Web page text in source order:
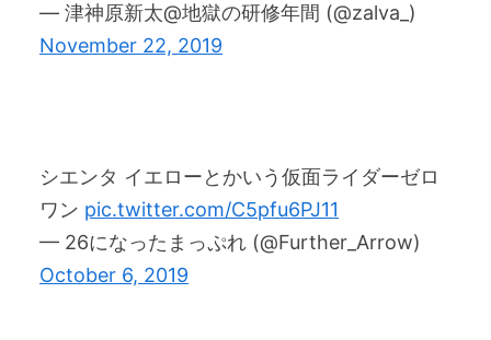
— 津神原新太@地獄の研修年間 (@zalva_)
November 22, 2019
シエンタ イエローとかいう仮面ライダーゼロ
ワン pic.twitter.com/C5pfu6PJ11
— 26になったまっぷれ (@Further_Arrow)
October 6, 2019